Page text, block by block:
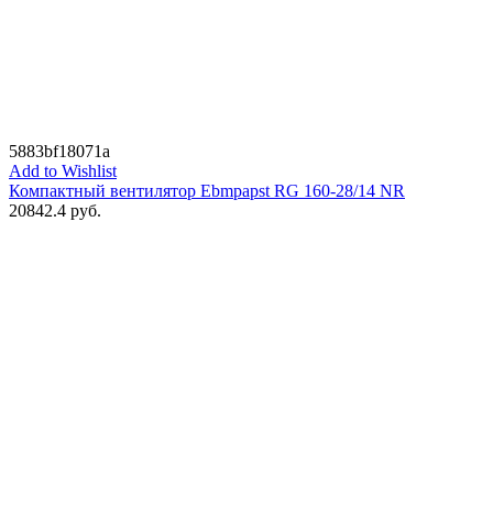
5883bf18071a
Add to Wishlist
Компактный вентилятор Ebmpapst RG 160-28/14 NR
20842.4 руб.